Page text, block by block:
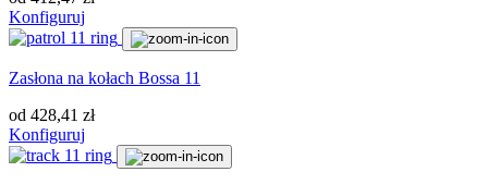
Konfiguruj
Zasłona na kołach Bossa 11
od 428,41 zł
Konfiguruj